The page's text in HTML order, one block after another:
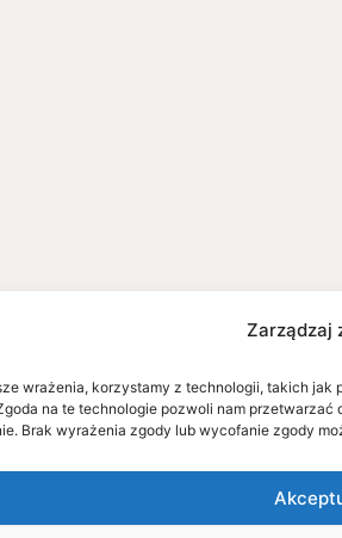
Zarządzaj
wrażenia, korzystamy z technologii, takich
na te technologie pozwoli nam
Brak wyrażenia zgody lub wycofanie zgody